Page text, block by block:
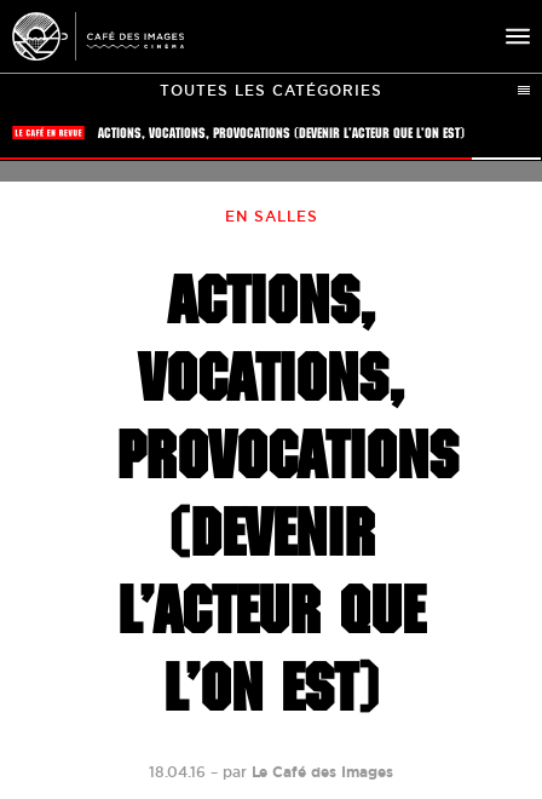
ÉVÉNEMENTS
PRATIQUE
ÉDUCATION AUX IMAGES
TOUTES LES CATÉGORIES
EN SALLES
ACTIONS,
VOCATIONS,
PROVOCATIONS
(DEVENIR
L’ACTEUR QUE
L’ON EST)
18.04.16 – par Le Café des Images